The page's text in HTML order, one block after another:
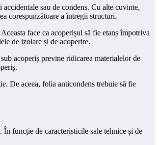
sau de condens. Cu alte cuvinte,
corespunzătoare a întregii structuri.
face ca acoperișul să fie etanș împotriva
de izolare și de acoperire.
acoperiș previne ridicarea materialelor de
De aceea, folia anticondens trebuie să fie
funcție de caracteristicile sale tehnice și de